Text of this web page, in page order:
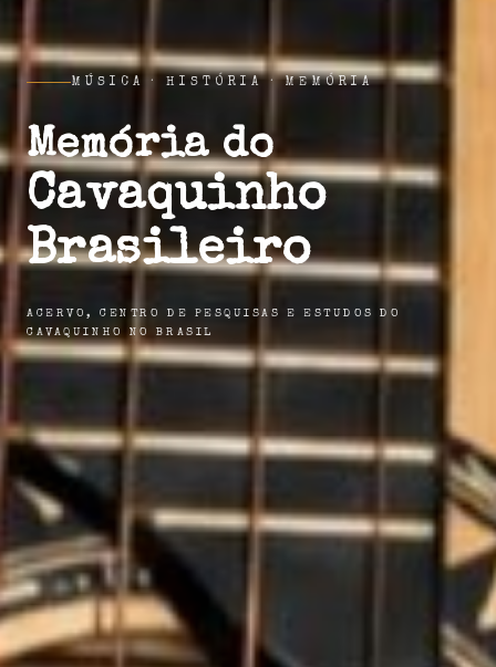
MÚSICA · HISTÓRIA · MEMÓRIA
Memória do
Cavaquinho
Brasileiro
ACERVO, CENTRO DE PESQUISAS E ESTUDOS DO
CAVAQUINHO NO BRASIL